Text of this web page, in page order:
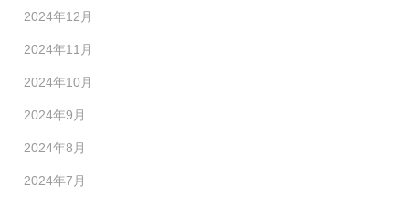
2024年12月
2024年11月
2024年10月
2024年9月
2024年8月
2024年7月